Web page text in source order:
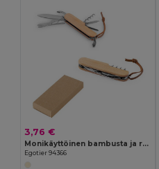
3,76 €
Monikäyttöinen bambusta ja ruostumattomasta teräksestä valmistettu taskuveitsi, jossa on PU-kahva
Egotier 94366